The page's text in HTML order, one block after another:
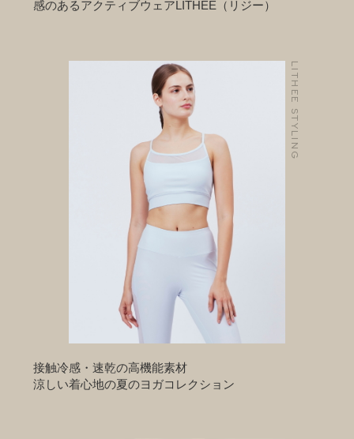
感のあるアクティブウェアLITHEE（リジー）
LITHEE STYLING
接触冷感・速乾の高機能素材
涼しい着心地の夏のヨガコレクション